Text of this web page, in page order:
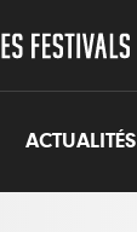
ACTUALITÉS